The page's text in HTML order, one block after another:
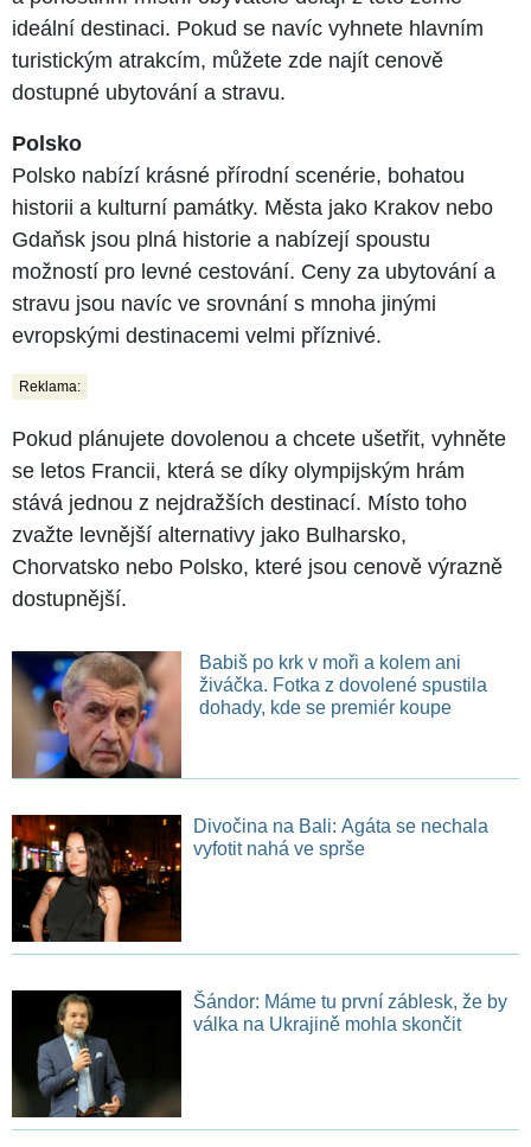
ideální destinaci. Pokud se navíc vyhnete hlavním
turistickým atrakcím, můžete zde najít cenově
dostupné ubytování a stravu.
Polsko
Polsko nabízí krásné přírodní scenérie, bohatou
historii a kulturní památky. Města jako Krakov nebo
Gdaňsk jsou plná historie a nabízejí spoustu
možností pro levné cestování. Ceny za ubytování a
stravu jsou navíc ve srovnání s mnoha jinými
evropskými destinacemi velmi příznivé.
Reklama:
Pokud plánujete dovolenou a chcete ušetřit, vyhněte
se letos Francii, která se díky olympijským hrám
stává jednou z nejdražších destinací. Místo toho
zvažte levnější alternativy jako Bulharsko,
Chorvatsko nebo Polsko, které jsou cenově výrazně
dostupnější.
Babiš po krk v moři a kolem ani
živáčka. Fotka z dovolené spustila
dohady, kde se premiér koupe
Divočina na Bali: Agáta se nechala
vyfotit nahá ve sprše
Šándor: Máme tu první záblesk, že by
válka na Ukrajině mohla skončit